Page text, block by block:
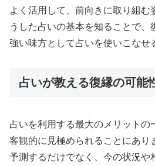
よく活用して、前向きに取り組む
うした占いの基本を知ることで
強い味方として占いを使いこなせ
占いが教える復縁の可能
占いを利用する最大のメリットの
客観的に見極められることにあり
予測するだけでなく、今の状況や